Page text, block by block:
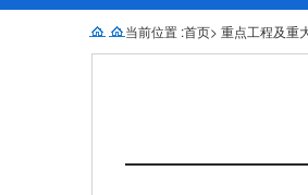
当前位置 :首页> 重点工程及重